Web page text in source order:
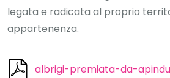
legata e radicata al proprio
appartenenza.
albrigi-premiata-da-